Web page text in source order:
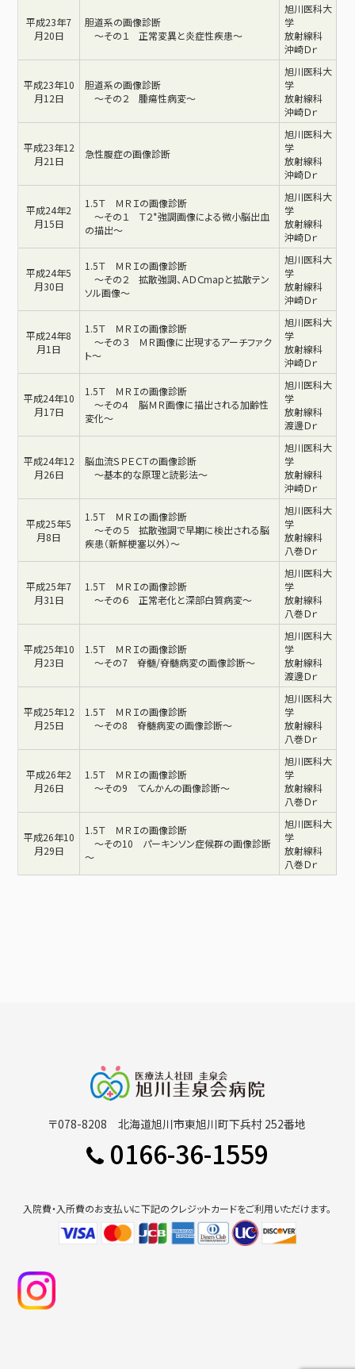
平成23年7
月20日
胆道系の画像診断
～その１ 正常変異と炎症性疾患～
旭川医科大
学
放射線科
沖崎Ｄｒ
平成23年10
月12日
胆道系の画像診断
～その２ 腫瘍性病変～
旭川医科大
学
放射線科
沖崎Ｄｒ
平成23年12
月21日
急性腹症の画像診断
旭川医科大
学
放射線科
沖崎Ｄｒ
平成24年2
月15日
1.5Ｔ ＭＲＩの画像診断
～その１ Ｔ２*強調画像による微小脳出血
の描出～
旭川医科大
学
放射線科
沖崎Ｄｒ
平成24年5
月30日
1.5Ｔ ＭＲＩの画像診断
～その２ 拡散強調、ＡＤＣmapと拡散テン
ソル画像～
旭川医科大
学
放射線科
沖崎Ｄｒ
平成24年8
月1日
1.5Ｔ ＭＲＩの画像診断
～その３ ＭＲ画像に出現するアーチファク
ト～
旭川医科大
学
放射線科
沖崎Ｄｒ
平成24年10
月17日
1.5Ｔ ＭＲＩの画像診断
～その４ 脳ＭＲ画像に描出される加齢性
変化～
旭川医科大
学
放射線科
渡邊Ｄｒ
平成24年12
月26日
脳血流ＳＰＥＣＴの画像診断
～基本的な原理と読影法～
旭川医科大
学
放射線科
沖崎Ｄｒ
平成25年5
月8日
1.5Ｔ ＭＲＩの画像診断
～その５ 拡散強調で早期に検出される脳
疾患（新鮮梗塞以外）～
旭川医科大
学
放射線科
八巻Ｄｒ
平成25年7
月31日
1.5Ｔ ＭＲＩの画像診断
～その６ 正常老化と深部白質病変～
旭川医科大
学
放射線科
八巻Ｄｒ
平成25年10
月23日
1.5Ｔ ＭＲＩの画像診断
～その7 脊髄/脊髄病変の画像診断～
旭川医科大
学
放射線科
渡邊Ｄｒ
平成25年12
月25日
1.5Ｔ ＭＲＩの画像診断
～その8 脊髄病変の画像診断～
旭川医科大
学
放射線科
八巻Ｄｒ
平成26年2
月26日
1.5Ｔ ＭＲＩの画像診断
～その9 てんかんの画像診断～
旭川医科大
学
放射線科
八巻Ｄｒ
平成26年10
月29日
1.5Ｔ ＭＲＩの画像診断
～その10 パーキンソン症候群の画像診断
～
旭川医科大
学
放射線科
八巻Ｄｒ
〒078-8208 北海道旭川市東旭川町下兵村 252番地
0166-36-1559
入院費・入所費のお支払いに下記のクレジットカードをご利用いただけます。